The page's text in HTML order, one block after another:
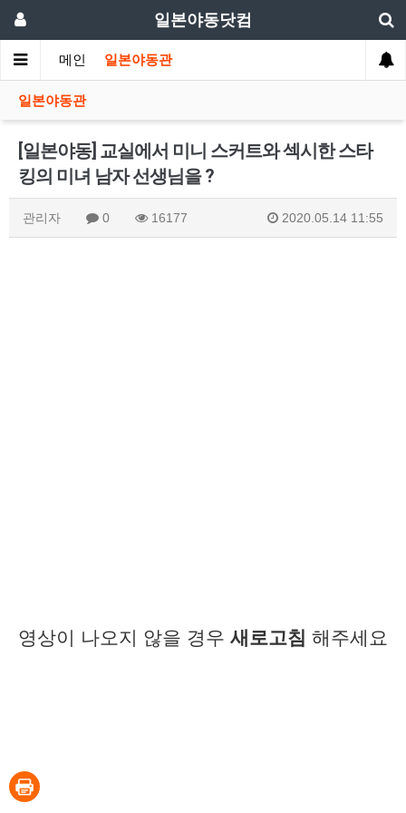
일본야동닷컴
메인 일본야동관
일본야동관
[일본야동] 교실에서 미니 스커트와 섹시한 스타
킹의 미녀 남자 선생님을 ?
관리자 0 16177 2020.05.14 11:55
영상이 나오지 않을 경우 새로고침 해주세요